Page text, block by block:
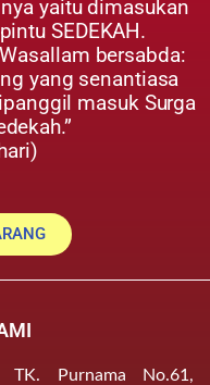
yaitu dimasukan
SEDEKAH.
bersabda:
yang senantiasa
masuk Surga
TK. Purnama No.61,